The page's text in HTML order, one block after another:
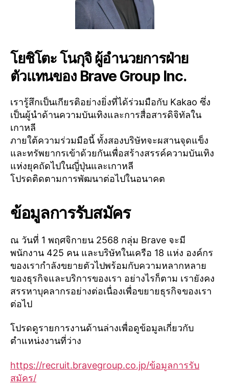
โยชิโตะ โนกุจิ ผู้อำนวยการฝ่าย
ตัวแทนของ Brave Group Inc.
เรารู้สึกเป็นเกียรติอย่างยิ่งที่ได้ร่วมมือกับ Kakao ซึ่ง
เป็นผู้นำด้านความบันเทิงและการสื่อสารดิจิทัลใน
เกาหลี
ภายใต้ความร่วมมือนี้ ทั้งสองบริษัทจะผสานจุดแข็ง
และทรัพยากรเข้าด้วยกันเพื่อสร้างสรรค์ความบันเทิง
แห่งยุคถัดไปในญี่ปุ่นและเกาหลี
โปรดติดตามการพัฒนาต่อไปในอนาคต
ข้อมูลการรับสมัคร
ณ วันที่ 1 พฤศจิกายน 2568 กลุ่ม Brave จะมี
พนักงาน 425 คน และบริษัทในเครือ 18 แห่ง องค์กร
ของเรากำลังขยายตัวไปพร้อมกับความหลากหลาย
ของธุรกิจและบริการของเรา อย่างไรก็ตาม เรายังคง
สรรหาบุคลากรอย่างต่อเนื่องเพื่อขยายธุรกิจของเรา
ต่อไป
โปรดดูรายการงานด้านล่างเพื่อดูข้อมูลเกี่ยวกับ
ตำแหน่งงานที่ว่าง
https://recruit.bravegroup.co.jp/ข้อมูลการรับ
สมัคร/